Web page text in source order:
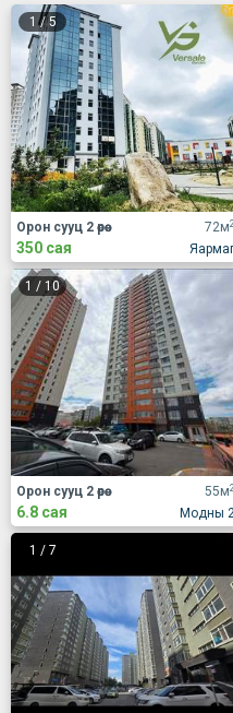
1 /5
72м2
Орон сууц 2 өрөө
350 сая
1 / 10
55м2
Модны
Орон сууц 2 өрөө
6.8 сая
1 / 7